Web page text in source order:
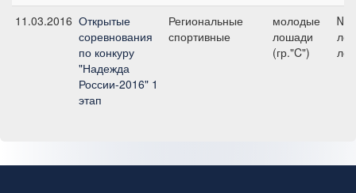
11.03.2016 Открытые
соревнования
по конкуру
"Надежда
России-2016" 1
этап
Региональные
спортивные
молодые
лошади
(гр."C")
№1